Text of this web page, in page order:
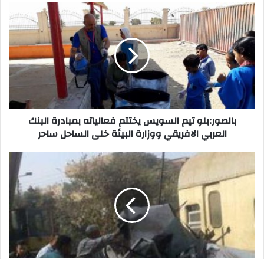
بالصور:بلو
تيم
السويس
يختتم
فعالياته
بمبادرة
البنك
العربي
الافريقي
ووزارة
الساحل
ساحر
بالصور:بلو تيم السويس يختتم فعالياته بمبادرة البنك
العربي الافريقي ووزارة البيئة خلى الساحل ساحر
رفع
حادث
قطار
شبين
القناطر
بالكامل